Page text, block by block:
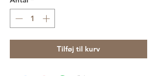
Tilføj til kurv